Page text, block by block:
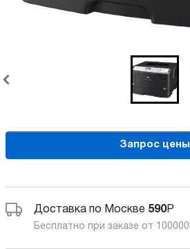
Запрос цены
Доставка по Москве 590Р
Бесплатно при заказе от 100000